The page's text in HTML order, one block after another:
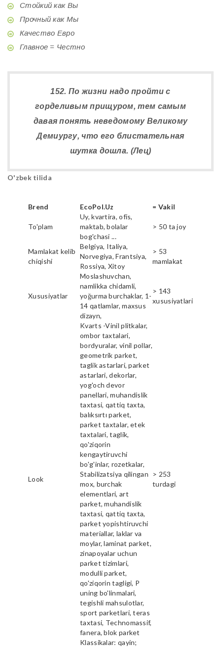
Стойкий как Вы
Прочный как Мы
Качество Евро
Главное = Честно
152. По жизни надо пройти с
горделивым прищуром, тем самым
давая понять неведомому Великому
Демиургу, что его блистательная
шутка дошла. (Лец)
O'zbek tilida
Brend EcoPol.Uz = Vakil
To'plam
Uy, kvartira, ofis,
maktab, bolalar
bog'chasi ...
> 50 ta joy
Mamlakat kelib
chiqishi
Belgiya, Italiya,
Norvegiya, Frantsiya,
Rossiya, Xitoy
> 53
mamlakat
Xususiyatlar
Moslashuvchan,
namlikka chidamli,
yoğurma burchaklar, 1-
14 qatlamlar, maxsus
dizayn,
> 143
xususiyatlari
Look
Kvarts -Vinil plitkalar,
ombor taxtalari,
bordyuralar, vinil pollar,
geometrik parket,
taglik astarlari, parket
astarlari, dekorlar,
yog'och devor
panellari, muhandislik
taxtasi, qattiq taxta,
balıksırtı parket,
parket taxtalar, etek
taxtalari, taglik,
qo'ziqorin
kengaytiruvchi
bo'g'inlar, rozetkalar,
Stabilizatsiya qilingan
mox, burchak
elementlari, art
parket, muhandislik
taxtasi, qattiq taxta,
parket yopishtiruvchi
materiallar, laklar va
moylar, laminat parket,
zinapoyalar uchun
parket tizimlari,
modulli parket,
qo'ziqorin tagligi, P
uning bo'linmalari,
tegishli mahsulotlar,
sport parketlari, teras
taxtasi, Technomassif,
fanera, blok parket
> 253
turdagi
Klassikalar: qayin;